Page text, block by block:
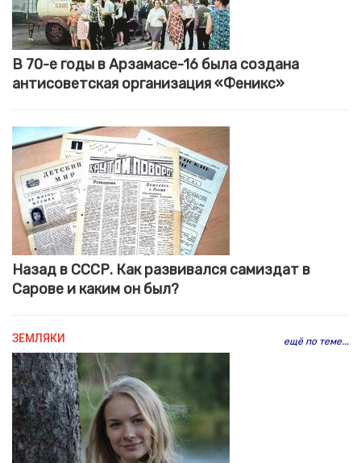
В 70-е годы в Арзамасе-16 была создана
антисоветская организация «Феникс»
Назад в СССР. Как развивался самиздат в
Сарове и каким он был?
ещё по теме...
ЗЕМЛЯКИ